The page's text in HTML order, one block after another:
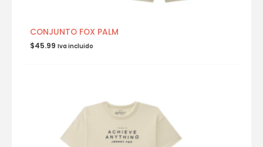
CONJUNTO FOX PALM
$45.99 Iva incluido